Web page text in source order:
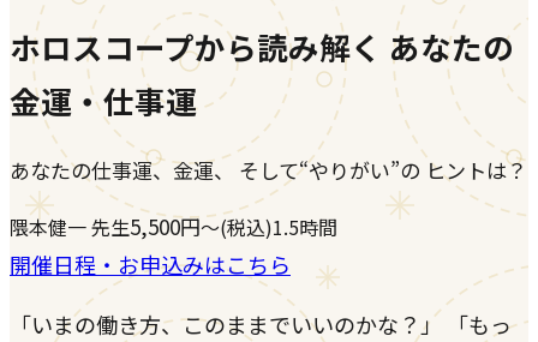
ホロスコープから読み解く あなたの
金運・仕事運
あなたの仕事運、金運、 そして“やりがい”の ヒントは？
隈本健一先生5,500円〜(税込)1.5時間
開催日程・お申込みはこちら
「いまの働き方、このままでいいのかな？」 「もっ